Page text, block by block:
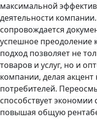
максимальной
деятельности
сопровождается
успешное преодоление
подход позволяет не
товаров и услуг, но и
компании, делая
потребителей.
способствует экономии
повышая общую